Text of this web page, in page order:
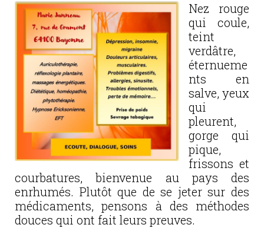
Nez rouge
qui coule,
teint
verdâtre,
éternueme
nts en
salve, yeux
qui
pleurent,
gorge qui
pique,
frissons et
courbatures, bienvenue au pays des
enrhumés. Plutôt que de se jeter sur des
médicaments, pensons à des méthodes
douces qui ont fait leurs preuves.